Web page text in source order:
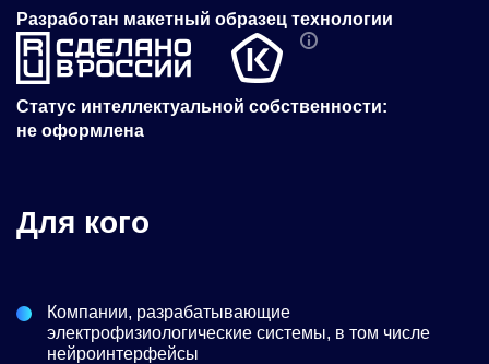
Разработан макетный образец технологии
Статус интеллектуальной собственности:
не оформлена
Для кого
Компании, разрабатывающие
электрофизиологические системы, в том числе
нейроинтерфейсы